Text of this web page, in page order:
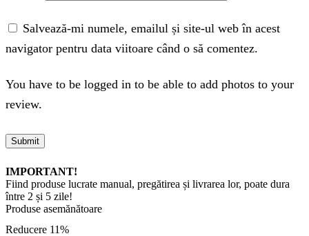
Salvează-mi numele, emailul și site-ul web în acest
navigator pentru data viitoare când o să comentez.
You have to be logged in to be able to add photos to your
review.
IMPORTANT!
Fiind produse lucrate manual, pregătirea și livrarea lor, poate dura
între 2 și 5 zile!
Produse asemănătoare
Reducere 11%